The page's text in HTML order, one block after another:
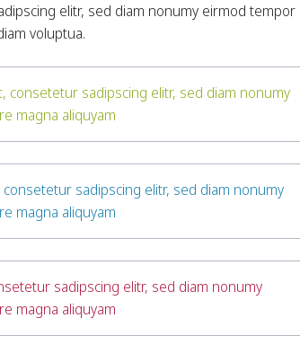
elitr, sed diam nonumy eirmod tempor
voluptua.
consetetur sadipscing elitr, sed diam nonumy
magna aliquyam
sadipscing elitr, sed diam nonumy
magna aliquyam
sadipscing elitr, sed diam nonumy
magna aliquyam